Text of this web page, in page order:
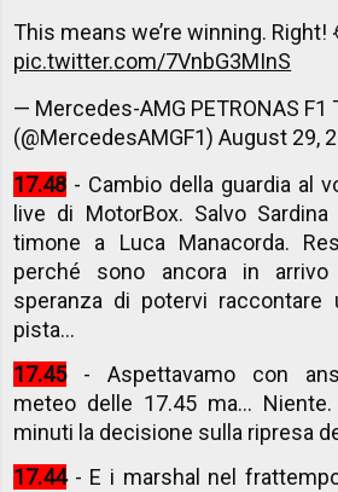
This means we’re winning. Right!
pic.twitter.com/7VnbG3MInS
— Mercedes-AMG PETRONAS F1
(@MercedesAMGF1)August 29,
17.48 - Cambio della guardia al
live di MotorBox. Salvo
timone a Luca Manacorda.
perché sono ancora in
speranza di potervi
pista...
17.45- Aspettavamo con
meteo delle 17.45 ma...
minuti la decisione sulla ripresa
17.44- E i marshal nel